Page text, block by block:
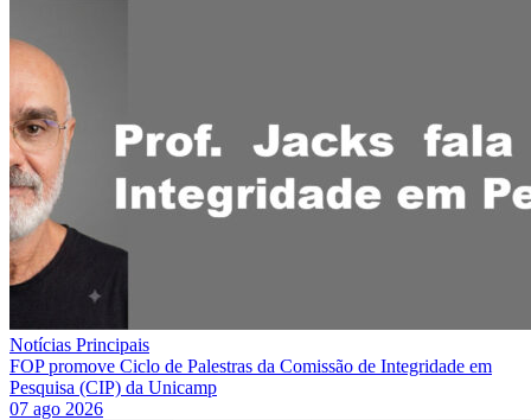
Notícias Principais
FOP promove Ciclo de Palestras da Comissão de Integridade em
Pesquisa (CIP) da Unicamp
07 ago 2026